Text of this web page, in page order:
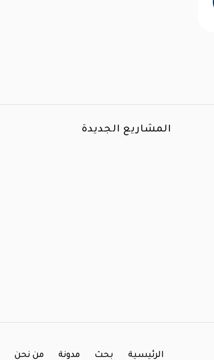
المشاريع الجديدة
الرئيسية بحث مدونة من نحن